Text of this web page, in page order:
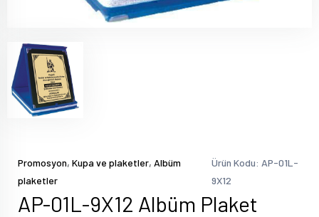
Promosyon, Kupa ve plaketler, Albüm
plaketler
Ürün Kodu: AP-01L-
9X12
AP-01L-9X12 Albüm Plaket